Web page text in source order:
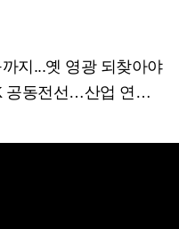
지...옛 영광 되찾아야
산업 연계형 유치 승부수